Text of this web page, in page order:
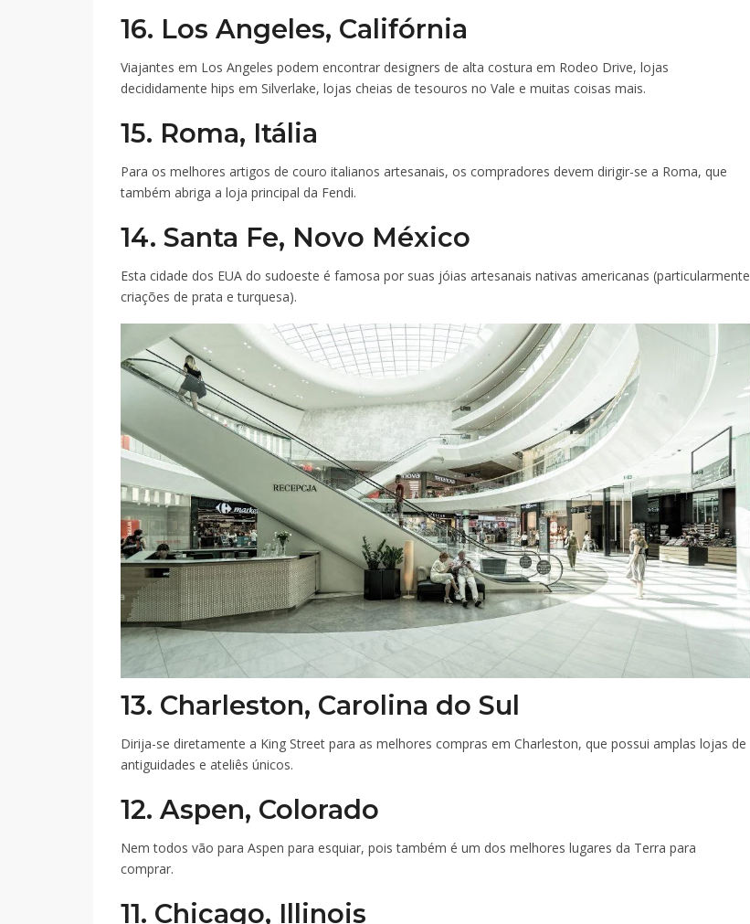
16. Los Angeles, Califórnia
Viajantes em Los Angeles podem encontrar designers de alta costura em Rodeo Drive, lojas
decididamente hips em Silverlake, lojas cheias de tesouros no Vale e muitas coisas mais.
15. Roma, Itália
Para os melhores artigos de couro italianos artesanais, os compradores devem dirigir-se a Roma, que
também abriga a loja principal da Fendi.
14. Santa Fe, Novo México
Esta cidade dos EUA do sudoeste é famosa por suas jóias artesanais nativas americanas (particularmente
criações de prata e turquesa).
13. Charleston, Carolina do Sul
Dirija-se diretamente a King Street para as melhores compras em Charleston, que possui amplas lojas de
antiguidades e ateliês únicos.
12. Aspen, Colorado
Nem todos vão para Aspen para esquiar, pois também é um dos melhores lugares da Terra para
comprar.
11. Chicago, Illinois